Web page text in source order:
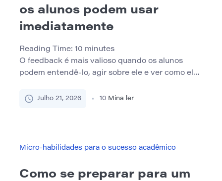
os alunos podem usar
imediatamente
Reading Time: 10 minutes
O feedback é mais valioso quando os alunos
podem entendê-lo, agir sobre ele e ver como ele
preciso, mas não é útil se o aluno não souber o
Eles […]
Julho 21, 2026 10 Mina ler
Micro-habilidades para o sucesso acadêmico
Como se preparar para um